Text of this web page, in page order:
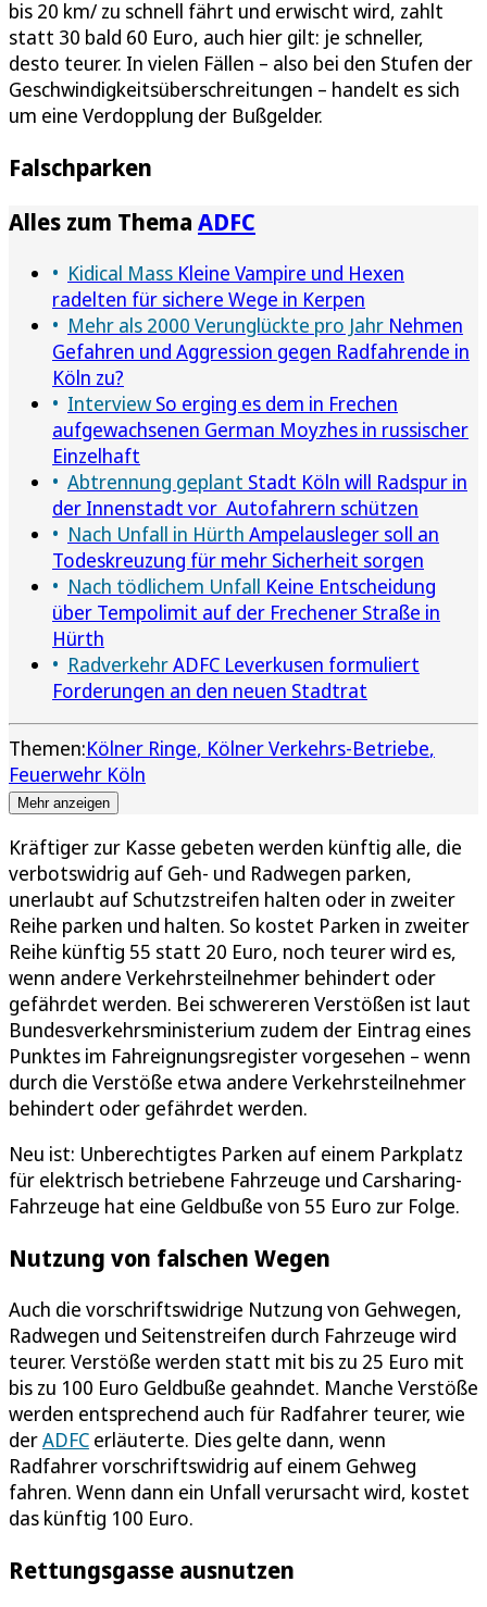
bis 20 km/ zu schnell fährt und erwischt wird, zahlt
statt 30 bald 60 Euro, auch hier gilt: je schneller,
desto teurer. In vielen Fällen – also bei den Stufen der
Geschwindigkeitsüberschreitungen – handelt es sich
um eine Verdopplung der Bußgelder.
Falschparken
Alles zum Thema ADFC
Kidical Mass Kleine Vampire und Hexen
radelten für sichere Wege in Kerpen
Mehr als 2000 Verunglückte pro Jahr Nehmen
Gefahren und Aggression gegen Radfahrende in
Köln zu?
Interview So erging es dem in Frechen
aufgewachsenen German Moyzhes in russischer
Einzelhaft
Abtrennung geplant Stadt Köln will Radspur in
der Innenstadt vor Autofahrern schützen
Nach Unfall in Hürth Ampelausleger soll an
Todeskreuzung für mehr Sicherheit sorgen
Nach tödlichem Unfall Keine Entscheidung
über Tempolimit auf der Frechener Straße in
Hürth
RadverkehrADFC Leverkusen formuliert
Forderungen an den neuen Stadtrat
Themen:Kölner Ringe Kölner Verkehrs-Betriebe
Feuerwehr Köln
Mehr anzeigen
Kräftiger zur Kasse gebeten werden künftig alle, die
verbotswidrig auf Geh- und Radwegen parken,
unerlaubt auf Schutzstreifen halten oder in zweiter
Reihe parken und halten. So kostet Parken in zweiter
Reihe künftig 55 statt 20 Euro, noch teurer wird es,
wenn andere Verkehrsteilnehmer behindert oder
gefährdet werden. Bei schwereren Verstößen ist laut
Bundesverkehrsministerium zudem der Eintrag eines
Punktes im Fahreignungsregister vorgesehen – wenn
durch die Verstöße etwa andere Verkehrsteilnehmer
behindert oder gefährdet werden.
Neu ist: Unberechtigtes Parken auf einem Parkplatz
für elektrisch betriebene Fahrzeuge und Carsharing-
Fahrzeuge hat eine Geldbuße von 55 Euro zur Folge.
Nutzung von falschen Wegen
Auch die vorschriftswidrige Nutzung von Gehwegen,
Radwegen und Seitenstreifen durch Fahrzeuge wird
teurer. Verstöße werden statt mit bis zu 25 Euro mit
bis zu 100 Euro Geldbuße geahndet. Manche Verstöße
werden entsprechend auch für Radfahrer teurer, wie
derADFC erläuterte. Dies gelte dann, wenn
Radfahrer vorschriftswidrig auf einem Gehweg
fahren. Wenn dann ein Unfall verursacht wird, kostet
das künftig 100 Euro.
Rettungsgasse ausnutzen